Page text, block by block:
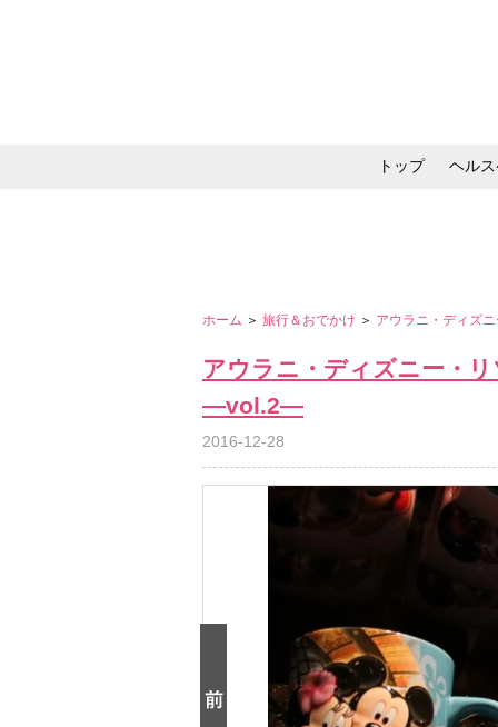
トップ ヘル
ホーム ＞ 旅行＆おでかけ ＞ アウラニ・ディズ
アウラニ・ディズニー・
―vol.2―
2016-12-28